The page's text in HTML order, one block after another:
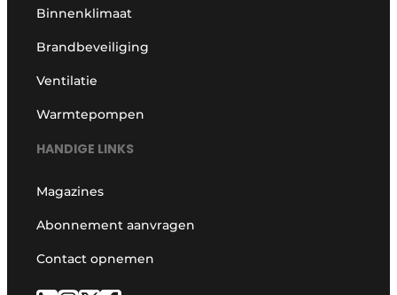
Binnenklimaat
Brandbeveiliging
Ventilatie
Warmtepompen
HANDIGE LINKS
Magazines
Abonnement aanvragen
Contact opnemen